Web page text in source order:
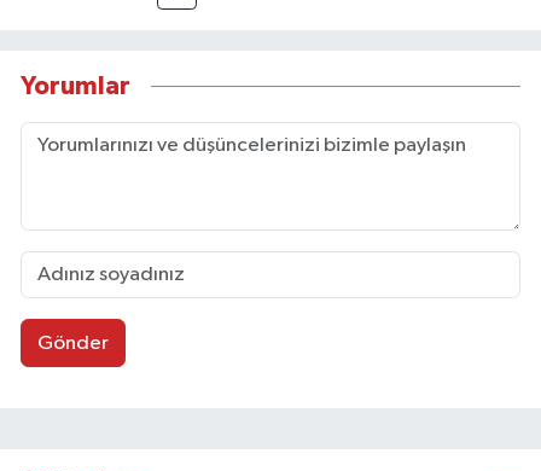
Yorumlar
Gönder